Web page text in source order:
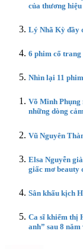
của thương hiệu
Lý Nhã Kỳ đầy
6 phim cổ trang
Nhìn lại 11
Võ Minh Phụng
những dòng
Vũ Nguyên
Elsa Nguyễn
giấc mơ beauty
Sân khấu kịch
Ca sĩ khiếm thị
anh” sau 8 năm